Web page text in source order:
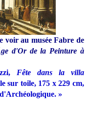
voir au musée Fabre de
d'Or de la Peinture à
Fête dans la villa
sur toile, 175 x 229 cm,
»